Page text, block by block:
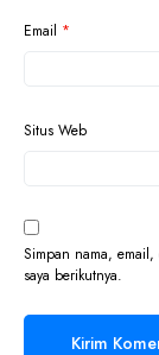
Email *
Situs Web
Simpan nama,
saya berikutnya.